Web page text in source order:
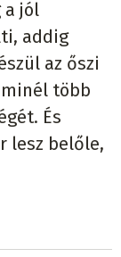
a jól
addig
az őszi
több
És
lesz belőle,